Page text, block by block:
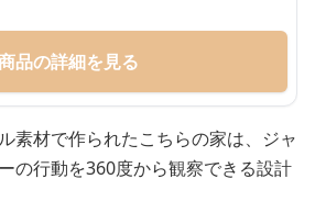
品の詳細を見る
素材で作られたこちらの家は、ジャ
の行動を360度から観察できる設計